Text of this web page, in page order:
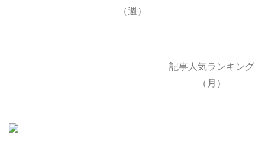
（週）
記事人気ランキング
（月）